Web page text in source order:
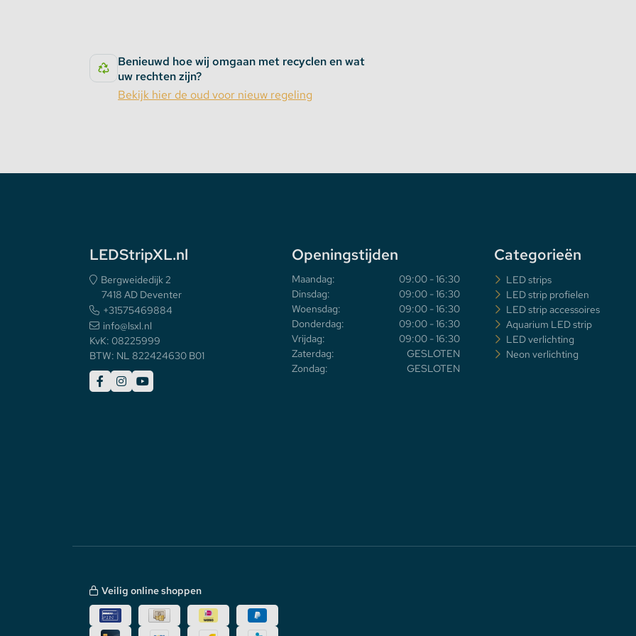
Benieuwd hoe wij omgaan met recyclen en wat
uw rechten zijn?
Bekijk hier de oud voor nieuw regeling
LEDStripXL.nl
Bergweidedijk 2
7418 AD Deventer
+31575469884
info@lsxl.nl
KvK: 08225999
BTW: NL 822424630 B01
Openingstijden
Maandag:
09:00 - 16:30
Dinsdag:
09:00 - 16:30
Woensdag:
09:00 - 16:30
Donderdag:
09:00 - 16:30
Vrijdag:
09:00 - 16:30
Zaterdag:
GESLOTEN
Zondag:
GESLOTEN
Categorieën
LED strips
LED strip profielen
LED strip accessoires
Aquarium LED strip
LED verlichting
Neon verlichting
Veilig online shoppen